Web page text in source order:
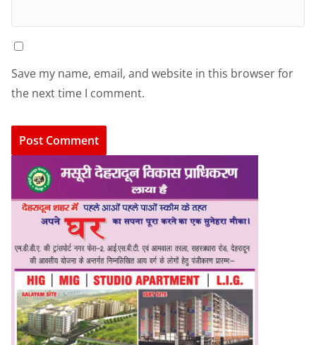
Save my name, email, and website in this browser for
the next time I comment.